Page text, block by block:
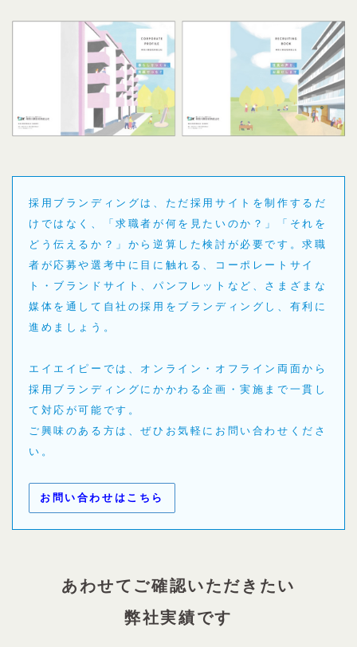
採用ブランディングは、ただ採用サイトを制作するだ
けではなく、「求職者が何を見たいのか？」「それを
どう伝えるか？」から逆算した検討が必要です。求職
者が応募や選考中に目に触れる、コーポレートサイ
ト・ブランドサイト、パンフレットなど、さまざまな
媒体を通して自社の採用をブランディングし、有利に
進めましょう。
エイエイピーでは、オンライン・オフライン両面から
採用ブランディングにかかわる企画・実施まで一貫し
て対応が可能です。
ご興味のある方は、ぜひお気軽にお問い合わせくださ
い。
お問い合わせはこちら
あわせてご確認いただきたい
弊社実績です